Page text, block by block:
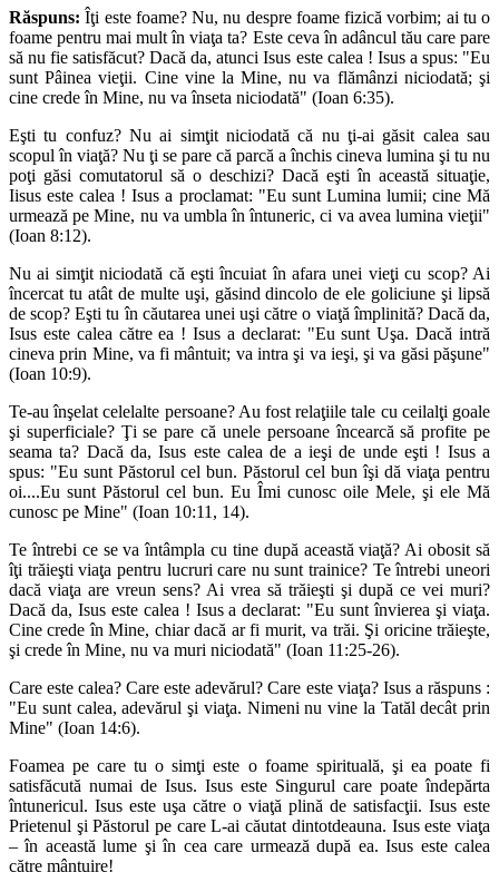
Răspuns:Îţi este foame? Nu, nu despre foame fizică vorbim; ai tu o
foame pentru mai mult în viaţa ta? Este ceva în adâncul tău care pare
să nu fie satisfăcut? Dacă da, atunci Isus este calea ! Isus a spus: "Eu
sunt Pâinea vieţii. Cine vine la Mine, nu va flămânzi niciodată; şi
cine crede în Mine, nu va înseta niciodată" (Ioan 6:35).
Eşti tu confuz? Nu ai simţit niciodată că nu ţi-ai găsit calea sau
scopul în viaţă? Nu ţi se pare că parcă a închis cineva lumina şi tu nu
poţi găsi comutatorul să o deschizi? Dacă eşti în această situaţie,
Iisus este calea ! Isus a proclamat: "Eu sunt Lumina lumii; cine Mă
urmează pe Mine, nu va umbla în întuneric, ci va avea lumina vieţii"
(Ioan 8:12).
Nu ai simţit niciodată că eşti încuiat în afara unei vieţi cu scop? Ai
încercat tu atât de multe uşi, găsind dincolo de ele goliciune şi lipsă
de scop? Eşti tu în căutarea unei uşi către o viaţă împlinită? Dacă da,
Isus este calea către ea ! Isus a declarat: "Eu sunt Uşa. Dacă intră
cineva prin Mine, va fi mântuit; va intra şi va ieşi, şi va găsi păşune"
(Ioan 10:9).
Te-au înşelat celelalte persoane? Au fost relaţiile tale cu ceilalţi goale
şi superficiale? Ţi se pare că unele persoane încearcă să profite pe
seama ta? Dacă da, Isus este calea de a ieşi de unde eşti ! Isus a
spus: "Eu sunt Păstorul cel bun. Păstorul cel bun îşi dă viaţa pentru
oi....Eu sunt Păstorul cel bun. Eu Îmi cunosc oile Mele, şi ele Mă
cunosc pe Mine" (Ioan 10:11, 14).
Te întrebi ce se va întâmpla cu tine după această viaţă? Ai obosit să
îţi trăieşti viaţa pentru lucruri care nu sunt trainice? Te întrebi uneori
dacă viaţa are vreun sens? Ai vrea să trăieşti şi după ce vei muri?
Dacă da, Isus este calea ! Isus a declarat: "Eu sunt învierea şi viaţa.
Cine crede în Mine, chiar dacă ar fi murit, va trăi. Şi oricine trăieşte,
şi crede în Mine, nu va muri niciodată" (Ioan 11:25-26).
Care este calea? Care este adevărul? Care este viaţa? Isus a răspuns :
"Eu sunt calea, adevărul şi viaţa. Nimeni nu vine la Tatăl decât prin
Mine" (Ioan 14:6).
Foamea pe care tu o simţi este o foame spirituală, şi ea poate fi
satisfăcută numai de Isus. Isus este Singurul care poate îndepărta
întunericul. Isus este uşa către o viaţă plină de satisfacţii. Isus este
Prietenul şi Păstorul pe care L-ai căutat dintotdeauna. Isus este viaţa
– în această lume şi în cea care urmează după ea. Isus este calea
către mântuire!